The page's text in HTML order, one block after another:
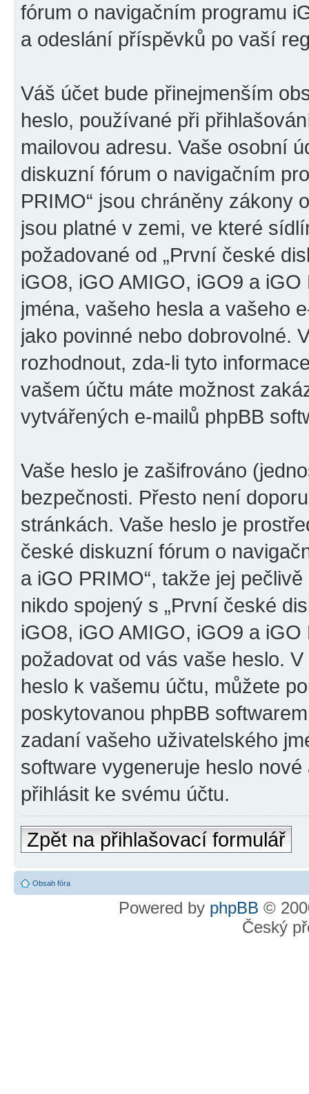
fórum o navigačním programu
a odeslání příspěvků po vaší
Váš účet bude přinejmenším
heslo, používané při
mailovou adresu. Vaše osobní
diskuzní fórum o navigačním
PRIMO“ jsou chráněny zákony
jsou platné v zemi, ve které
požadované od „První české
iGO8, iGO AMIGO, iGO9 a
jména, vašeho hesla a vašeho
jako povinné nebo dobrovolné.
rozhodnout, zda-li tyto
vašem účtu máte možnost
vytvářených e-mailů phpBB
Vaše heslo je zašifrováno
bezpečnosti. Přesto není
stránkách. Vaše heslo je
české diskuzní fórum o
a iGO PRIMO“, takže jej
nikdo spojený s „První české
iGO8, iGO AMIGO, iGO9 a
požadovat od vás vaše heslo.
heslo k vašemu účtu, můžete
poskytovanou phpBB
zadaní vašeho uživatelského
software vygeneruje heslo
přihlásit ke svému účtu.
Zpět na přihlašovací formulář
Obsah fóra
Powered by phpBB ©
Český